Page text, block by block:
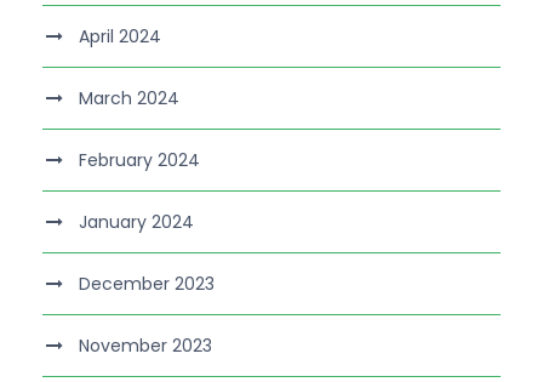
April 2024
March 2024
February 2024
January 2024
December 2023
November 2023